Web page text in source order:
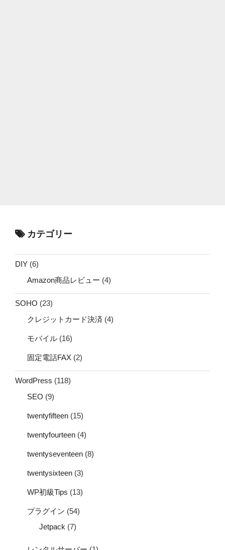
カテゴリー
DIY (6)
Amazon商品レビュー (4)
SOHO (23)
クレジットカード決済 (4)
モバイル (16)
固定電話FAX (2)
WordPress (118)
SEO (9)
twentyfifteen (15)
twentyfourteen (4)
twentyseventeen (8)
twentysixteen (3)
WP初級Tips (13)
プラグイン (54)
Jetpack (7)